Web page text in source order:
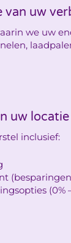
van uw
we uw
uw
inclusief:
(0%